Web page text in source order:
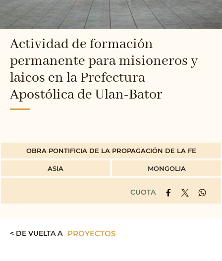
Actividad de formación
permanente para misioneros y
laicos en la Prefectura
Apostólica de Ulan-Bator
OBRA PONTIFICIA DE LA PROPAGACIÓN DE LA FE
ASIA MONGOLIA
CUOTA
< DE VUELTA A PROYECTOS